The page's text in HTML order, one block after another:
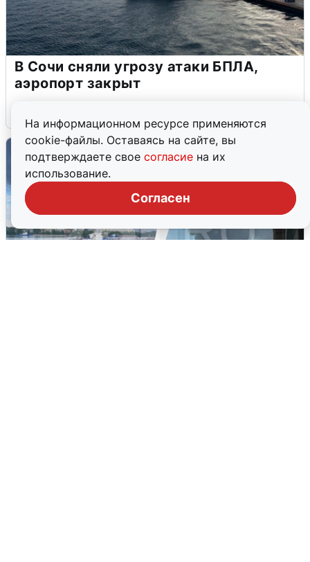
На информационном ресурсе применяются
cookie-файлы. Оставаясь на сайте, вы
подтверждаете свое согласие на их
использование.
Согласен
В Сочи сняли угрозу атаки БПЛА,
аэропорт закрыт